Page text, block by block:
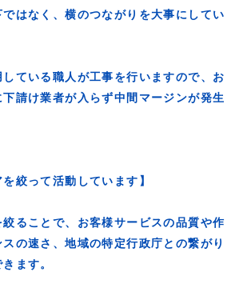
ではなく、横のつながりを大事にしてい
している職人が工事を行いますので、お
請け業者が入らず中間マージンが発生
を絞って活動しています】
ることで、お客様サービスの品質や作
の速さ、地域の特定行政庁との繋がり
ます。